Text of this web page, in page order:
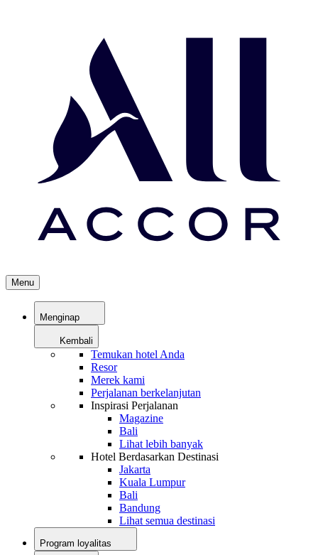
Menu
Menginap
Kembali
Temukan hotel Anda
Resor
Merek kami
Perjalanan berkelanjutan
Inspirasi Perjalanan
Magazine
Bali
Lihat lebih banyak
Hotel Berdasarkan Destinasi
Jakarta
Kuala Lumpur
Bali
Bandung
Lihat semua destinasi
Program loyalitas